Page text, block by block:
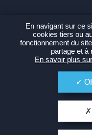
En navigant sur ce
cookies tiers ou
fonctionnement du
partage et à
En savoir plus